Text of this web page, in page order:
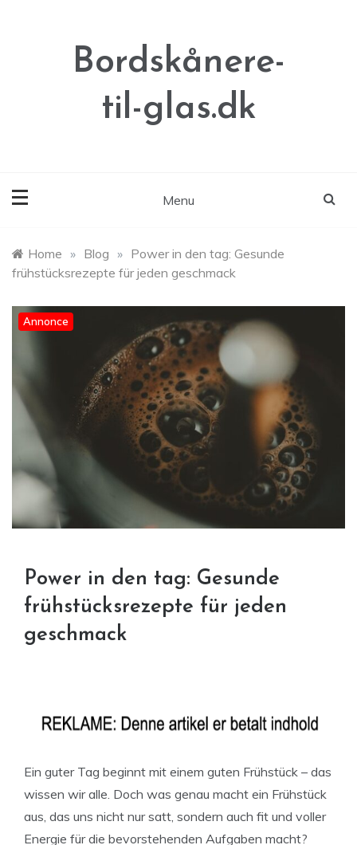
Bordskånere-
til-glas.dk
Menu
Home » Blog » Power in den tag: Gesunde
frühstücksrezepte für jeden geschmack
Annonce
Power in den tag: Gesunde
frühstücksrezepte für jeden
geschmack
Ein guter Tag beginnt mit einem guten Frühstück – das
wissen wir alle. Doch was genau macht ein Frühstück
aus, das uns nicht nur satt, sondern auch fit und voller
Energie für die bevorstehenden Aufgaben macht?